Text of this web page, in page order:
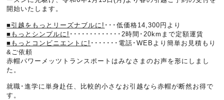
開始いたします。
■引越をもっとリーズナブルに! ･･･低価格14,300円より
■もっとシンプルに! ･････････････2時間･20kmまで定額運賃
■もっとコンビニエントに! ･･･････電話･WEBより簡単お見積もり
&ご依頼
赤帽パワーメッツトランスポートはみなさまのお声を形にしまし
た。
就職･進学に単身赴任、比較的小さなお引越なら赤帽が断然お得で
す。